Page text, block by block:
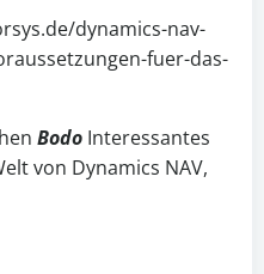
dynamics-nav-
fuer-das-
Bodo Interessantes
von Dynamics NAV,